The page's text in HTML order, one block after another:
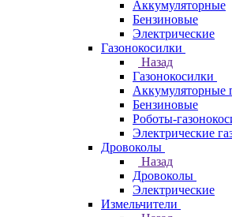
Аккумуляторные
Бензиновые
Электрические
Газонокосилки
Назад
Газонокосилки
Аккумуляторные
Бензиновые
Роботы-
Электрические
Дровоколы
Назад
Дровоколы
Электрические
Измельчители